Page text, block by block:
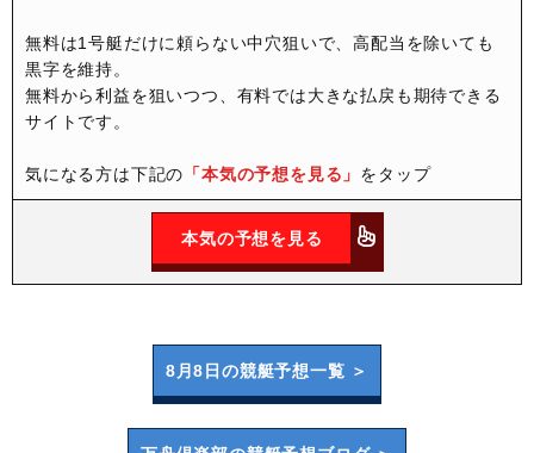
無料は1号艇だけに頼らない中穴狙いで、高配当を除いても
黒字を維持。
無料から利益を狙いつつ、有料では大きな払戻も期待できる
サイトです。
気になる方は下記の 「本気の予想を見る」 をタップ
本気の予想を見る
8月8日の競艇予想一覧 ＞